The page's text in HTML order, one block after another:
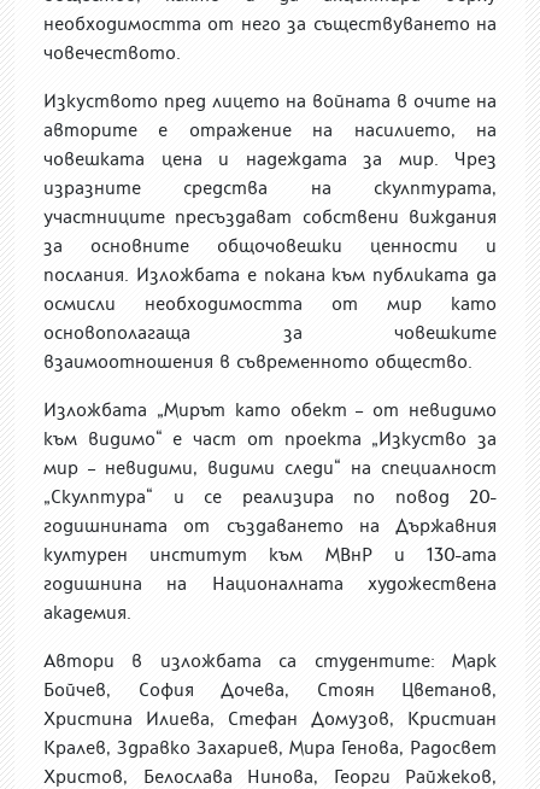
необходимостта от него за съществуването на
човечеството.
Изкуството пред лицето на войната в очите на
авторите е отражениена насилието, на
човешката цена и надеждата за мир. Чрез
изразните средства на скулптурата,
участниците пресъздават собствени виждания
за основните общочовешки ценности и
послания. Изложбата е покана към публиката да
осмисли необходимостта от мир като
основополагаща за човешките
взаимоотношения в съвременното общество.
Изложбата „Мирът като обект – от невидимо
към видимо“ е част от проекта „Изкуство за
мир – невидими, видими следи“ на специалност
„Скулптура“
и се реализира по повод 20-
годишнината от създаването на Държавния
културен институт към МВнР и 130-ата
годишнина на Националната художествена
академия.
Автори в изложбата са студентите: Марк
Бойчев, София Дочева, Стоян Цветанов,
Христина Илиева, Стефан Домузов, Кристиан
Кралев, Здравко Захариев, Мира Генова, Радосвет
Христов, Белослава Нинова, Георги Райжеков,